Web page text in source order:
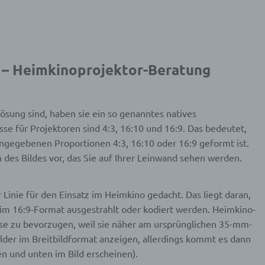
Heimkinoprojektor-Beratung
sind, haben sie ein so genanntes natives
für Projektoren sind 4:3, 16:10 und 16:9. Das bedeutet,
Proportionen 4:3, 16:10 oder 16:9 geformt ist.
Bildes vor, das Sie auf Ihrer Leinwand sehen werden.
für den Einsatz im Heimkino gedacht. Das liegt daran,
16:9-Format ausgestrahlt oder kodiert werden. Heimkino-
zu bevorzugen, weil sie näher am ursprünglichen 35-mm-
im Breitbildformat anzeigen, allerdings kommt es dann
und unten im Bild erscheinen).
natürlichen Person zu analysieren oder vorherzusagen.
ist die Verarbeitung personenbezogener Daten in
Weise, auf welche die personenbezogenen Daten ohne
zusätzlicher Informationen nicht mehr einer
Person zugeordnet werden können, sofern diese
Daten nicht einer identifizierten oder
oder für die Verarbeitung Verantwortlicher